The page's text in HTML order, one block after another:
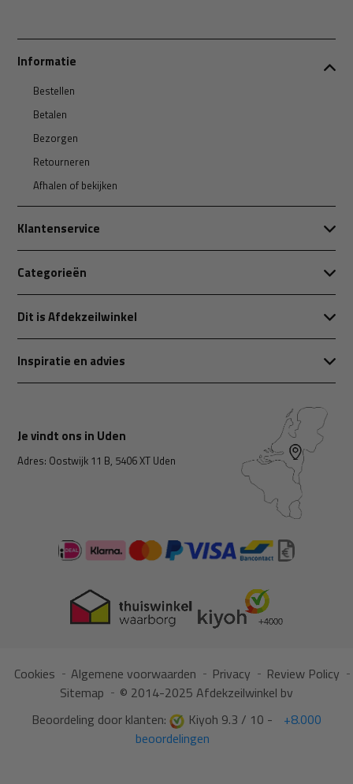
Informatie
Bestellen
Betalen
Bezorgen
Retourneren
Afhalen of bekijken
Klantenservice
Categorieën
Dit is Afdekzeilwinkel
Inspiratie en advies
Je vindt ons in Uden
Adres: Oostwijk 11 B, 5406 XT Uden
Cookies Algemene voorwaarden Privacy
Review Policy
Sitemap
© 2014-2025 Afdekzeilwinkel bv
Beoordeling door klanten:
Kiyoh 9.3 / 10 -
+8.000
beoordelingen